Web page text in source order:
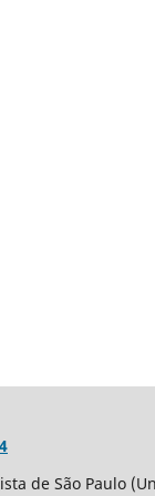
de São Paulo